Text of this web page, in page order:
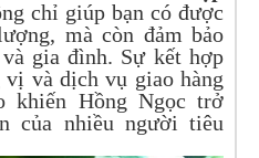
chỉ giúp bạn có được
mà còn đảm bảo
gia đình. Sự kết hợp
và dịch vụ giao hàng
Hồng Ngọc trở
của nhiều người tiêu